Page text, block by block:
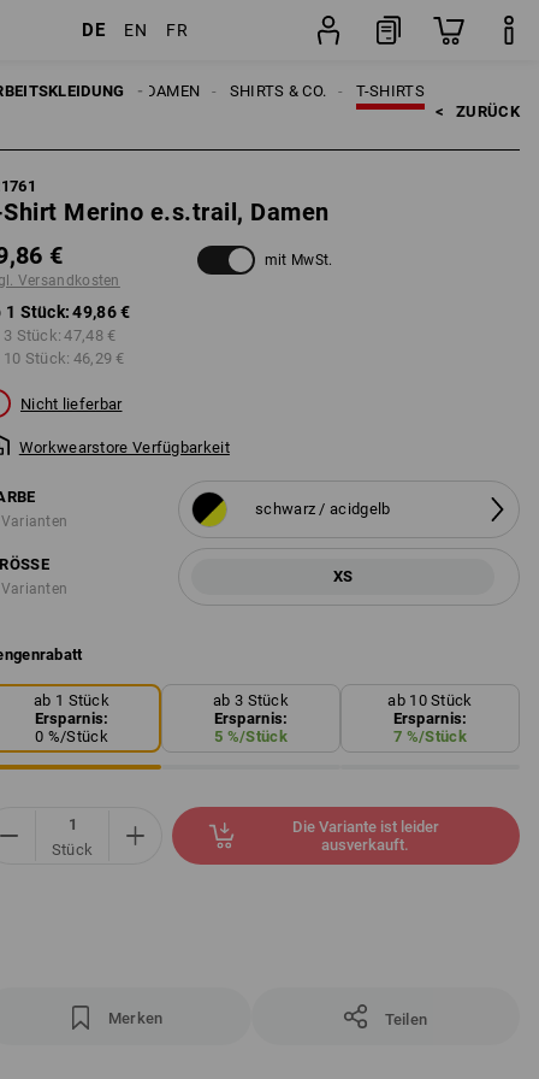
DE EN FR
T-SHIRTS
SHIRTS & CO.
DAMEN
< ZURÜCK
Shirt Merino e.s.trail, Damen
€
Versandkosten
mit MwSt.
1 Stück: 49,86 €
3 Stück: 47,48 €
10 Stück: 46,29 €
Nicht lieferbar
Workwearstore Verfügbarkeit
schwarz / acidgelb
XS
ab 1 Stück
Ersparnis:
0 %/Stück
ab 3 Stück
Ersparnis:
5 %/Stück
ab 10 Stück
Ersparnis:
7 %/Stück
Stück
Die Variante ist leider
ausverkauft.
Merken Teilen